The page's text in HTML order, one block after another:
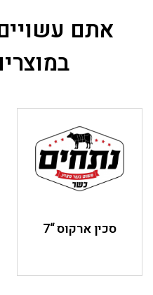
אתם
סכין ארקוס “7